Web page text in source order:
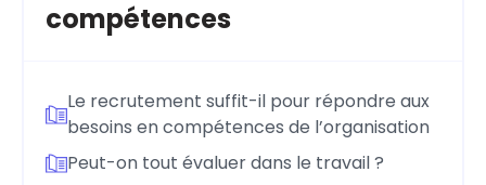
compétences
Le recrutement suffit-il pour répondre aux
besoins en compétences de l’organisation
Peut-on tout évaluer dans le travail ?